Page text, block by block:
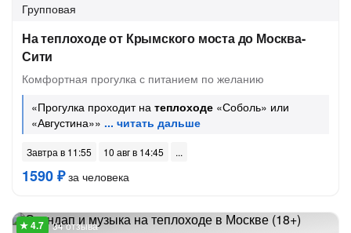
Групповая
На теплоходе от Крымского моста до Москва-
Сити
Комфортная прогулка с питанием по желанию
«Прогулка проходит на теплоходе «Соболь» или
«Августина»»
Завтра в 11:55 10 авг в 14:45
1590 ₽за человека
34 отзыва